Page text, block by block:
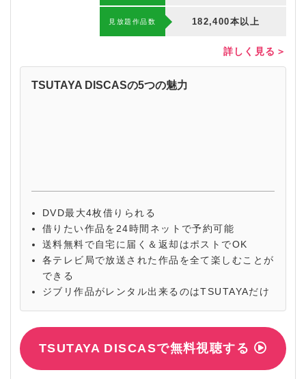
⾒放題作品数 182,400本以上
詳しく見る＞
TSUTAYA DISCASの5つの魅力
DVD最大4枚借りられる
借りたい作品を24時間ネットで予約可能
送料無料で自宅に届く＆返却はポストでOK
各テレビ局で放送された作品を全て楽しむことが
できる
ジブリ作品がレンタル出来るのはTSUTAYAだけ
TSUTAYA DISCASで無料視聴する